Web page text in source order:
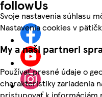
Svoje nastavenia súhlasu
Nastavenia cookies v
My a naši partneri
Používať presné údaje o
charakteristiky zariadenia
followUs